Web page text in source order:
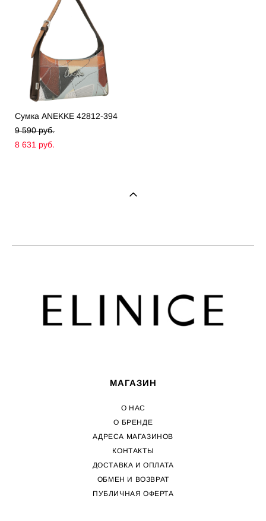
Сумка ANEKKE 42812-394
9 590 pуб.
8 631 pуб.
МАГАЗИН
О НАС
О БРЕНДЕ
АДРЕСА МАГАЗИНОВ
КОНТАКТЫ
ДОСТАВКА И ОПЛАТА
ОБМЕН И ВОЗВРАТ
ПУБЛИЧНАЯ ОФЕРТА